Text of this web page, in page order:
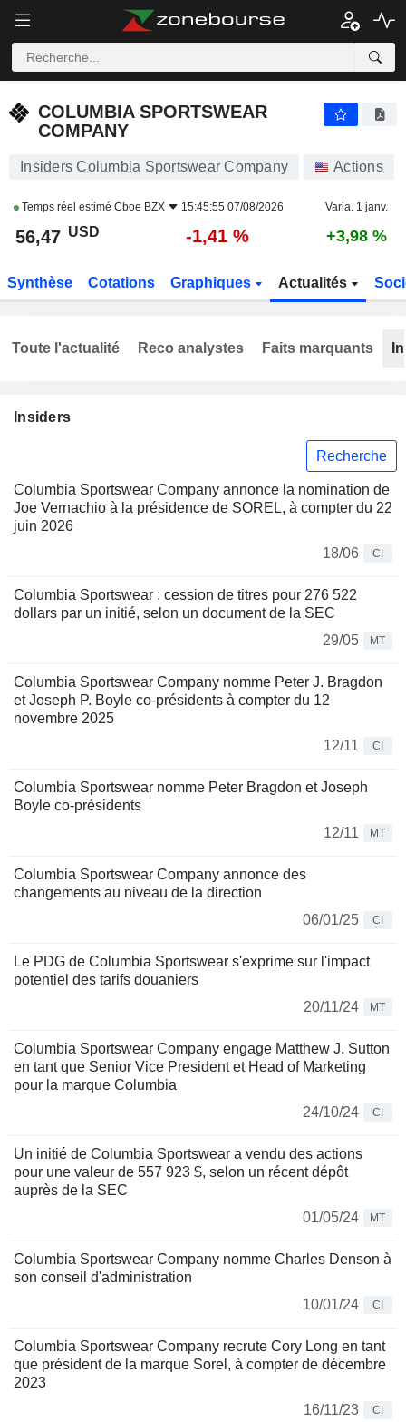
COLUMBIA SPORTSWEAR
COMPANY
Insiders Columbia Sportswear Company Actions
Temps réel estimé Cboe BZX 15:45:55 07/08/2026 Varia. 1 janv.
56,47 USD -1,41 % +3,98 %
Synthèse Cotations Graphiques Actualités
Insiders
Recherche
Columbia Sportswear Company annonce la nomination de
Joe Vernachio à la présidence de SOREL, à compter du 22
juin 2026
18/06
CI
Columbia Sportswear : cession de titres pour 276 522
dollars par un initié, selon un document de la SEC
29/05
MT
Columbia Sportswear Company nomme Peter J. Bragdon
et Joseph P. Boyle co-présidents à compter du 12
novembre 2025
12/11
CI
Columbia Sportswear nomme Peter Bragdon et Joseph
Boyle co-présidents
12/11
MT
Columbia Sportswear Company annonce des
changements au niveau de la direction
06/01/25
CI
Le PDG de Columbia Sportswear s'exprime sur l'impact
potentiel des tarifs douaniers
20/11/24
MT
Columbia Sportswear Company engage Matthew J. Sutton
en tant que Senior Vice President et Head of Marketing
pour la marque Columbia
24/10/24
CI
Un initié de Columbia Sportswear a vendu des actions
pour une valeur de 557 923 $, selon un récent dépôt
auprès de la SEC
01/05/24
MT
Columbia Sportswear Company nomme Charles Denson à
son conseil d'administration
10/01/24
CI
Columbia Sportswear Company recrute Cory Long en tant
que président de la marque Sorel, à compter de décembre
2023
16/11/23
CI
Toute l'actualité Reco analystes Faits marquants